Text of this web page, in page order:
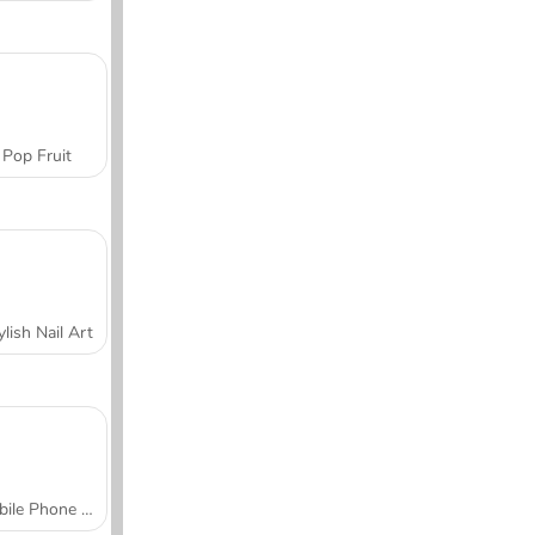
Pop Fruit
Nail Art
Mobile Phone Case Design & DIY